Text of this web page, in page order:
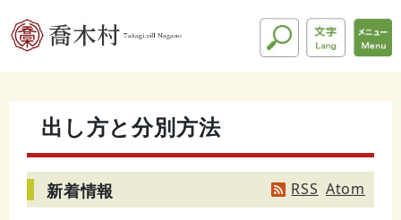
出し方と分別方法
新着情報 RSS Atom